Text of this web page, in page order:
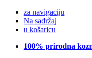
za navigaciju
Na sadržaj
u košaricu
100% prirodna